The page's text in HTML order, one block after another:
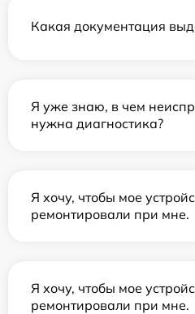
Какая документация
Я уже знаю, в чем
нужна диагностика?
Я хочу, чтобы мое
ремонтировали при мне.
Я хочу, чтобы мое
ремонтировали при мне.